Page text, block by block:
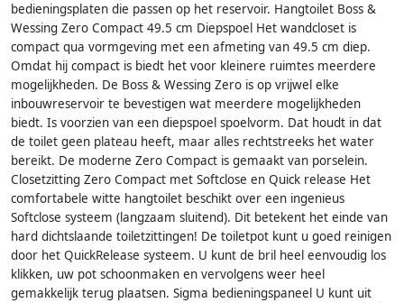
bedieningsplaten die passen op het reservoir. Hangtoilet Boss &
Wessing Zero Compact 49.5 cm Diepspoel Het wandcloset is
compact qua vormgeving met een afmeting van 49.5 cm diep.
Omdat hij compact is biedt het voor kleinere ruimtes meerdere
mogelijkheden. De Boss & Wessing Zero is op vrijwel elke
inbouwreservoir te bevestigen wat meerdere mogelijkheden
biedt. Is voorzien van een diepspoel spoelvorm. Dat houdt in dat
de toilet geen plateau heeft, maar alles rechtstreeks het water
bereikt. De moderne Zero Compact is gemaakt van porselein.
Closetzitting Zero Compact met Softclose en Quick release Het
comfortabele witte hangtoilet beschikt over een ingenieus
Softclose systeem (langzaam sluitend). Dit betekent het einde van
hard dichtslaande toiletzittingen! De toiletpot kunt u goed reinigen
door het QuickRelease systeem. U kunt de bril heel eenvoudig los
klikken, uw pot schoonmaken en vervolgens weer heel
gemakkelijk terug plaatsen. Sigma bedieningspaneel U kunt uit